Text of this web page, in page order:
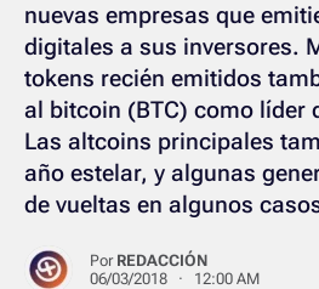
nuevas empresas que
digitales a sus inversores.
tokens recién emitidos
al bitcoin (BTC) como líder
Las altcoins principales
año estelar, y algunas
de vueltas en algunos
Por REDACCIÓN
06/03/2018 · 12:00 AM